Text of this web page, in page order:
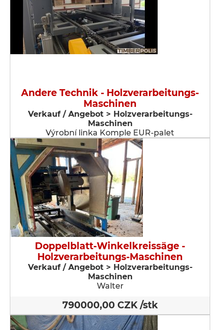
Andere Technik - Holzverarbeitungs-
Maschinen
Verkauf / Angebot > Holzverarbeitungs-
Maschinen
Výrobní linka Komple EUR-palet
Doppelblatt-Winkelkreissäge -
Holzverarbeitungs-Maschinen
Verkauf / Angebot > Holzverarbeitungs-
Maschinen
Walter
790000,00 CZK /stk